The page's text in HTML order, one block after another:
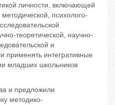
личности, включающей
психолого-
теоретической, научно-
и
применять интегративные
младших школьников
и предложили
методико-